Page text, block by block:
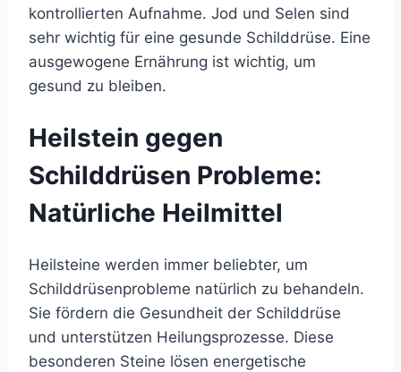
kontrollierten Aufnahme. Jod und Selen sind
sehr wichtig für eine gesunde Schilddrüse. Eine
ausgewogene Ernährung ist wichtig, um
gesund zu bleiben.
Heilstein gegen
Schilddrüsen Probleme:
Natürliche Heilmittel
Heilsteine werden immer beliebter, um
Schilddrüsenprobleme natürlich zu behandeln.
Sie fördern die Gesundheit der Schilddrüse
und unterstützen Heilungsprozesse. Diese
besonderen Steine lösen energetische